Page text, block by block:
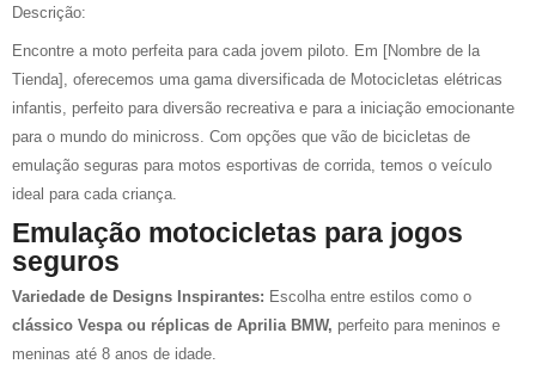
Descrição:
Encontre a moto perfeita para cada jovem piloto. Em [Nombre de la
Tienda], oferecemos uma gama diversificada de Motocicletas elétricas
infantis, perfeito para diversão recreativa e para a iniciação emocionante
para o mundo do minicross. Com opções que vão de bicicletas de
emulação seguras para motos esportivas de corrida, temos o veículo
ideal para cada criança.
Emulação motocicletas para jogos
seguros
Variedade de Designs Inspirantes: Escolha entre estilos como o
clássico Vespa ou réplicas de Aprilia BMW, perfeito para meninos e
meninas até 8 anos de idade.